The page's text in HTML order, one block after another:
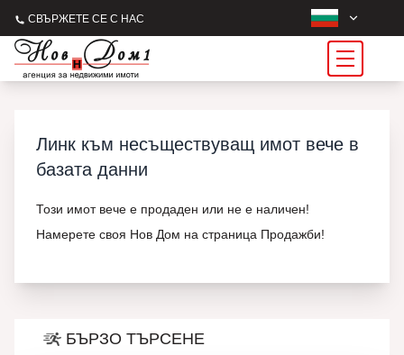
СВЪРЖЕТЕ СЕ С НАС
Линк към несъществуващ имот вече в
базата данни
Този имот вече е продаден или не е наличен!
Намерете своя Нов Дом на страница Продажби!
БЪРЗО ТЪРСЕНЕ